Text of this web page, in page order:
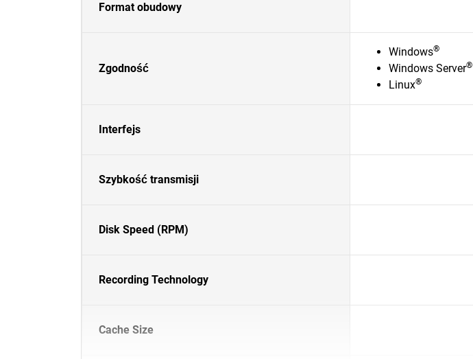
Format obudowy
Zgodność
Windows®
Windows Server®
Linux®
Interfejs
Szybkość transmisji
Disk Speed (RPM)
Recording Technology
Cache Size